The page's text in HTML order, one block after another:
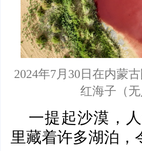
2024年7月30日在内蒙
红海子（
一提起沙漠，
里藏着许多湖泊，